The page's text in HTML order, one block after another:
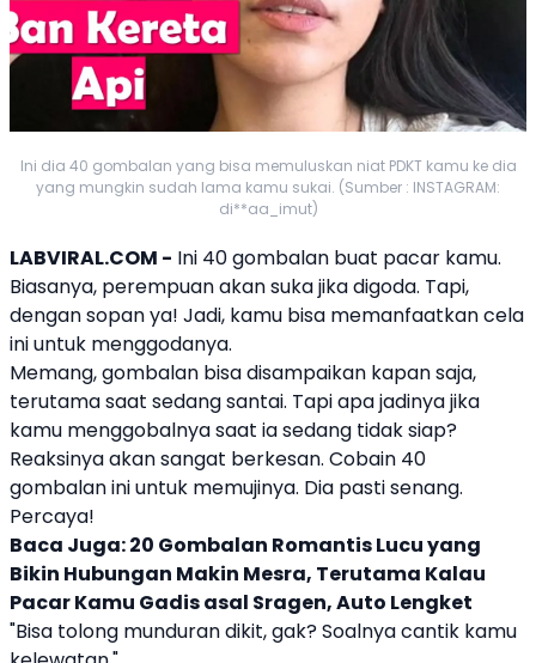
Ini dia 40 gombalan yang bisa memuluskan niat PDKT kamu ke dia
yang mungkin sudah lama kamu sukai. (Sumber : INSTAGRAM:
di**aa_imut)
LABVIRAL.COM - Ini 40gombalan buat pacar kamu.
Biasanya, perempuan akan suka jika digoda. Tapi,
dengan sopan ya! Jadi, kamu bisa memanfaatkan cela
ini untuk menggodanya.
Memang,gombalan bisa disampaikan kapan saja,
terutama saat sedang santai. Tapi apa jadinya jika
kamu menggobalnya saat ia sedang tidak siap?
Reaksinya akan sangat berkesan. Cobain 40
gombalanini untuk memujinya. Dia pasti senang.
Percaya!
Baca Juga:20 Gombalan Romantis Lucu yang
Bikin Hubungan Makin Mesra, Terutama Kalau
Pacar Kamu Gadis asal Sragen, Auto Lengket
"Bisa tolong munduran dikit, gak? Soalnya cantik kamu